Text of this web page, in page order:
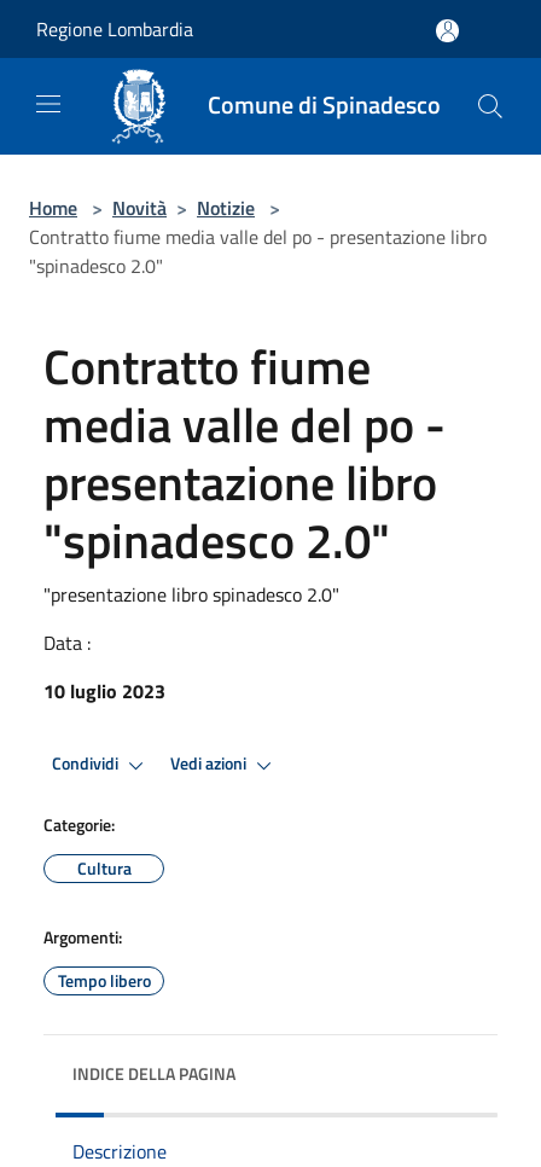
Regione Lombardia
Comune di Spinadesco
Home > Novità > Notizie >
Contratto fiume media valle del po - presentazione libro
"spinadesco 2.0"
Contratto fiume
media valle del po -
presentazione libro
"spinadesco 2.0"
"presentazione libro spinadesco 2.0"
Data :
10 luglio 2023
Condividi Vedi azioni
Categorie:
Cultura
Argomenti:
Tempo libero
INDICE DELLA PAGINA
Descrizione